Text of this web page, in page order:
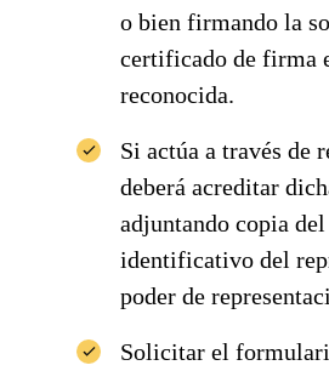
o bien firmando la
certificado de firma
reconocida.
Si actúa a través de
deberá acreditar
adjuntando copia
identificativo del
poder de
Solicitar el